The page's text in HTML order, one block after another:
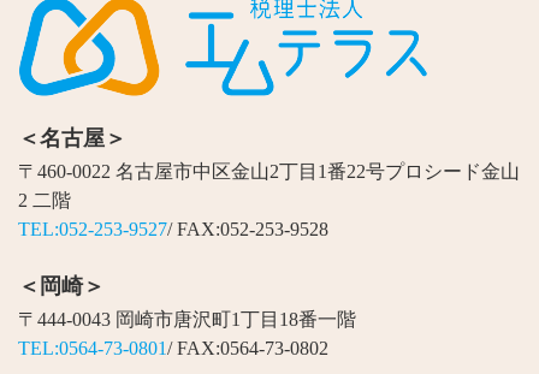
＜名古屋＞
〒460-0022 名古屋市中区金山2丁目1番22号プロシード金山
2 二階
TEL:052-253-9527/ FAX:052-253-9528
＜岡崎＞
〒444-0043 岡崎市唐沢町1丁目18番一階
TEL:0564-73-0801/ FAX:0564-73-0802